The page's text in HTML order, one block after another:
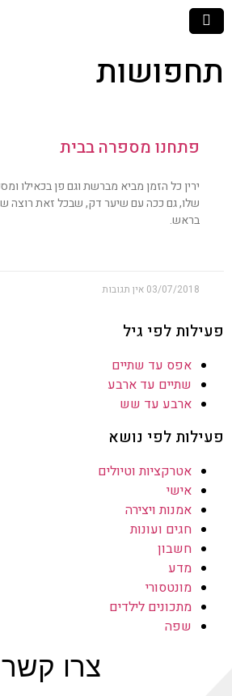
תחפושות
פתחנו מספרה בבית
ירין כל הזמן מביא מברשת וגם פן בכאילו
שלו, גם ככה עם שיער דק, שבכל זאת רוצה
בראש.
03/07/2018 אין תגובות
פעילות לפי גיל
אפס עד שתיים
שתיים עד ארבע
ארבע עד שש
פעילות לפי נושא
אטרקציות וטיולים
אישי
אמנות ויצירה
חגים ועונות
חשבון
מדע
מונטסורי
מתכונים לילדים
שפה
צרו קשר